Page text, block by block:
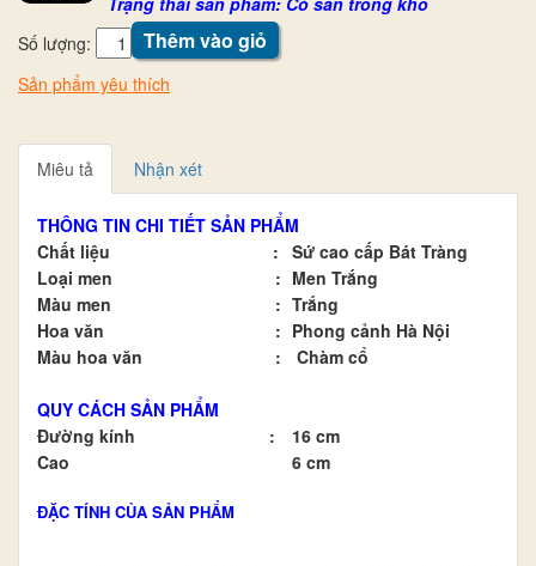
Số lượng:
Thêm vào giỏ
Sản phẩm yêu thích
Miêu tả Nhận xét
THÔNG TIN CHI TIẾT SẢN PHẨM
Chất liệu
: Sứ cao cấp Bát Tràng
Loại men
: Men Trắng
Màu men
: Trắng
Hoa văn
: Phong cảnh Hà Nội
Màu hoa văn
: Chàm cổ
QUY CÁCH SẢN PHẨM
Đường kính
:
16 cm
Cao
6 cm
ĐẶC TÍNH CỦA SẢN PHẨM